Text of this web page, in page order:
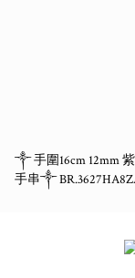
༒ 手圍16cm 12mm
手串༒ BR.3627HA8ZAM-RB16*